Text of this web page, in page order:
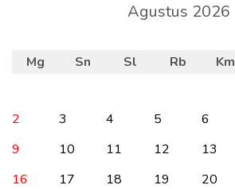
Agustus 2026
Mg Sn Sl Rb Km
2
3 4 5 6
9
10 11 12 13
16
17 18 19 20